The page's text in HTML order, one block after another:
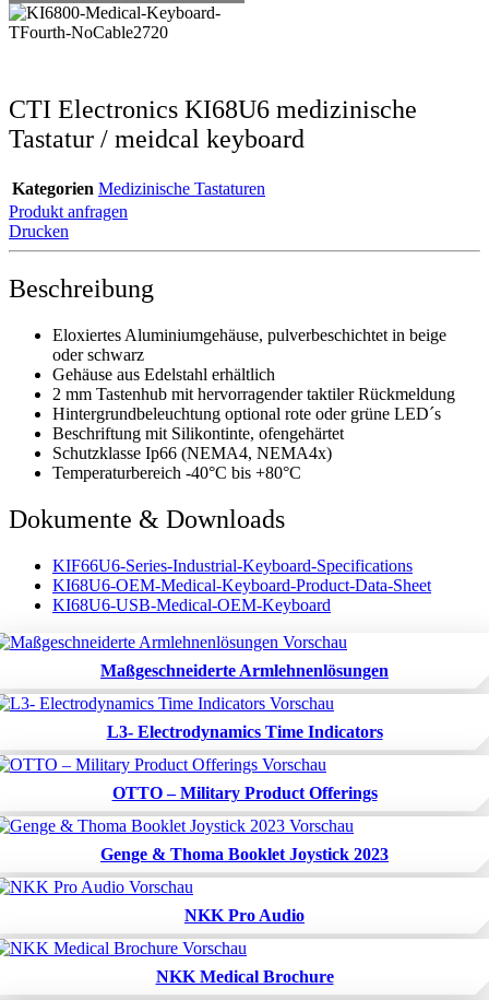
CTI Electronics KI68U6 medizinische
Tastatur / meidcal keyboard
Kategorien Medizinische Tastaturen
Produkt anfragen
Drucken
Beschreibung
Eloxiertes Aluminiumgehäuse, pulverbeschichtet in beige
oder schwarz
Gehäuse aus Edelstahl erhältlich
2 mm Tastenhub mit hervorragender taktiler Rückmeldung
Hintergrundbeleuchtung optional rote oder grüne LED´s
Beschriftung mit Silikontinte, ofengehärtet
Schutzklasse Ip66 (NEMA4, NEMA4x)
Temperaturbereich -40°C bis +80°C
Dokumente & Downloads
KIF66U6-Series-Industrial-Keyboard-Specifications
KI68U6-OEM-Medical-Keyboard-Product-Data-Sheet
KI68U6-USB-Medical-OEM-Keyboard
Maßgeschneiderte Armlehnenlösungen
L3- Electrodynamics Time Indicators
OTTO – Military Product Offerings
Genge & Thoma Booklet Joystick 2023
NKK Pro Audio
NKK Medical Brochure